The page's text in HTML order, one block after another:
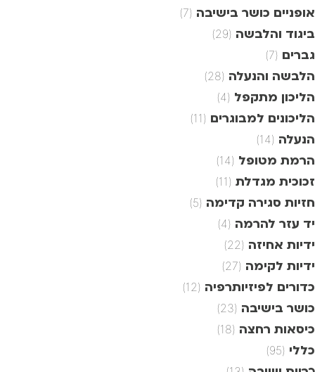
אופניים כושר בישיבה (7)
ביגוד והלבשה (29)
גברים (7)
הלבשה והנעלה (28)
הליכון מתקפל (4)
הליכונים למבוגרים (11)
הנעלה (14)
הרמת מטופל (14)
זכוכית מגדלת (11)
חזיות סגירה קדימה (5)
יד עזר להרמה (4)
ידיות אחיזה (22)
ידיות לקימה (27)
כדורים לפיזיותרפיה (12)
כושר בישיבה (23)
כיסאות רחצה (18)
כללי (95)